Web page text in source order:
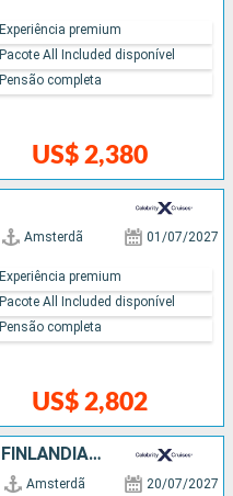
US$ 2,380
Experiência premium
Pacote All Included disponível
Pensão completa
Amsterdã 01/07/2027
US$ 2,802
Experiência premium
Pacote All Included disponível
Pensão completa
NORUEGA, SUÃCIA, ESTÃNIA, FINLÃNDIA, DINAMARCA, HOLANDA
Amsterdã 20/07/2027